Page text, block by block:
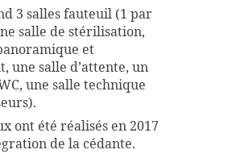
3 salles fauteuil (1 par
salle de stérilisation,
et
une salle d’attente, un
une salle technique
ont été réalisés en 2017
de la cédante.